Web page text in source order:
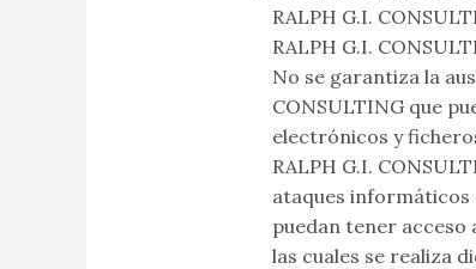
RALPH G.I.
RALPH G.I.
No se garantiza la
CONSULTING que
electrónicos y
RALPH G.I.
ataques informáticos
puedan tener acceso
las cuales se realiza